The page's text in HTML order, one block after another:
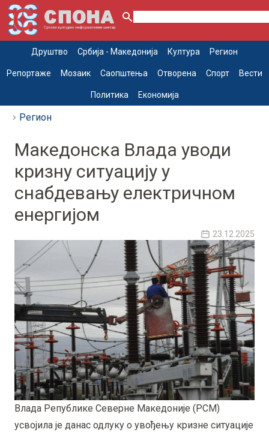
Друштво Србија - Македонија Култура Регион
Репортаже Мозаик Саопштења Отворена Спорт Вести
Политика Економија
Регион
Македонска Влада уводи
кризну ситуацију у
снабдевању електричном
енергијом
23.12.2025
Влада Републике Северне Македоније (РСМ)
усвојила је данас одлуку о увођењу кризне ситуације